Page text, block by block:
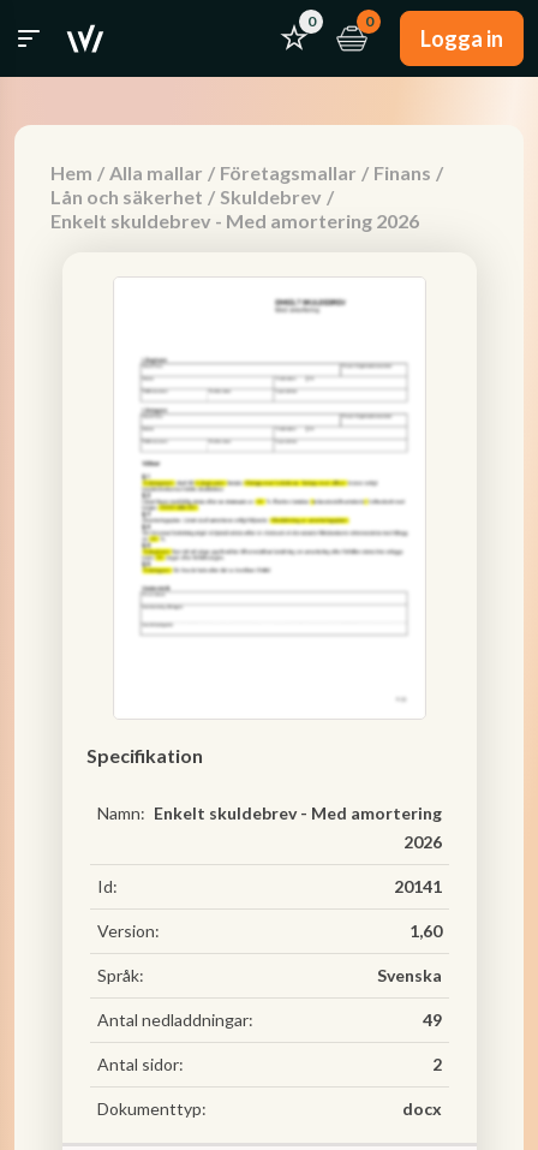
0 0
Logga in
Hem / Alla mallar / Företagsmallar / Finans /
Lån och säkerhet / Skuldebrev /
Enkelt skuldebrev - Med amortering 2026
Specifikation
Namn: Enkelt skuldebrev - Med amortering
2026
Id: 20141
Version: 1,60
Språk: Svenska
Antal nedladdningar: 49
Antal sidor: 2
Dokumenttyp: docx